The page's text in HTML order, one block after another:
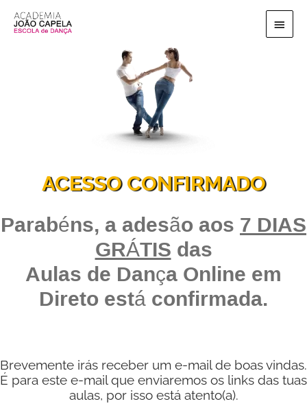
para
Menu
ACESSO CONFIRMADO
Parabéns, a adesão aos7 DIAS
GRÁTISdas
Aulas de Dança Online em
Direto está confirmada.
Brevemente irás receber um e-mail de boas vindas.
É para este e-mail que enviaremos os links das tuas
aulas, por isso está atento(a).